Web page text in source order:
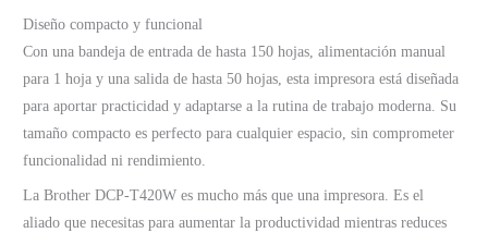
Diseño compacto y funcional
Con una bandeja de entrada de hasta 150 hojas, alimentación manual
para 1 hoja y una salida de hasta 50 hojas, esta impresora está diseñada
para aportar practicidad y adaptarse a la rutina de trabajo moderna. Su
tamaño compacto es perfecto para cualquier espacio, sin comprometer
funcionalidad ni rendimiento.
La Brother DCP-T420W es mucho más que una impresora. Es el
aliado que necesitas para aumentar la productividad mientras reduces